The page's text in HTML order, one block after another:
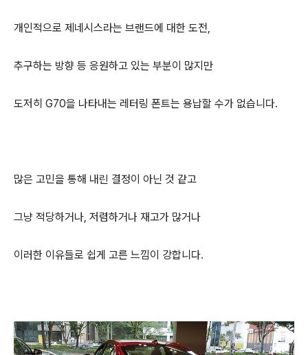
개인적으로 제네시스라는 브랜드에 대한 도전,
추구하는 방향 등 응원하고 있는 부분이 많지만
도저히 G70을 나타내는 레터링 폰트는 용납할 수가 없습니다.
많은 고민을 통해 내린 결정이 아닌 것 같고
그냥 적당하거나, 저렴하거나 재고가 많거나
이러한 이유들로 쉽게 고른 느낌이 강합니다.